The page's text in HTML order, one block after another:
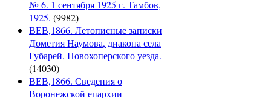
№ 6. 1 сентября 1925 г. Тамбов,
1925. (9982)
ВЕВ,1866. Летописные записки
Дометия Наумова, диакона села
Губарей, Новохоперского уезда.
(14030)
ВЕВ,1866. Сведения о
Воронежской епархии